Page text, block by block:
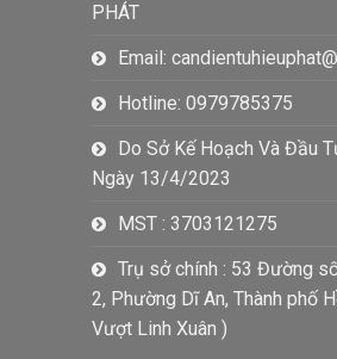
PHÁT
Email:
Hotline: 0979785375
Do Sở Kế Hoạch Và Đầu
Ngày 13/4/2023
MST : 3703121275
Trụ sở chính : 53 Đường
2, Phường Dĩ An, Thành phố
Vượt Linh Xuân )